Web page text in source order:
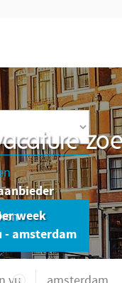
week
amsterdam